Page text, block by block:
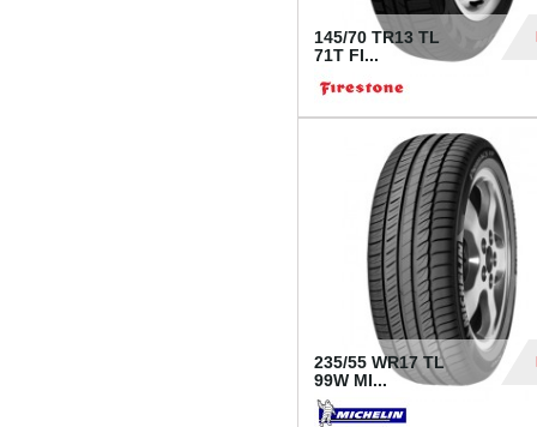
145/70 TR13 TL
71T FI...
235/55 WR17 TL
99W MI...